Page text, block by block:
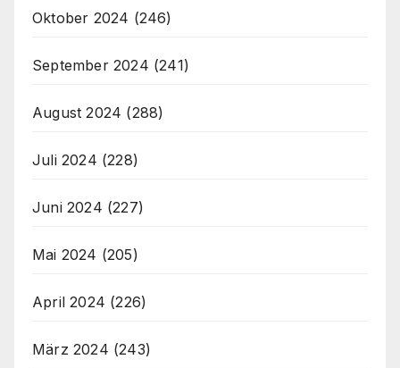
Oktober 2024 (246)
September 2024 (241)
August 2024 (288)
Juli 2024 (228)
Juni 2024 (227)
Mai 2024 (205)
April 2024 (226)
März 2024 (243)